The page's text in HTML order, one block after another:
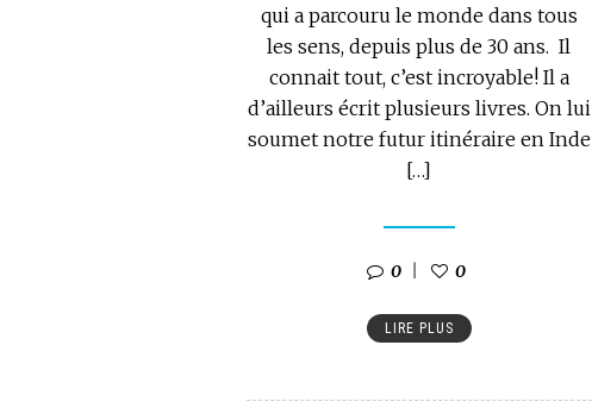
qui a parcouru le monde dans tous
les sens, depuis plus de 30 ans. Il
connait tout, c’est incroyable! Il a
d’ailleurs écrit plusieurs livres. On lui
soumet notre futur itinéraire en Inde
[…]
0 0
LIRE PLUS